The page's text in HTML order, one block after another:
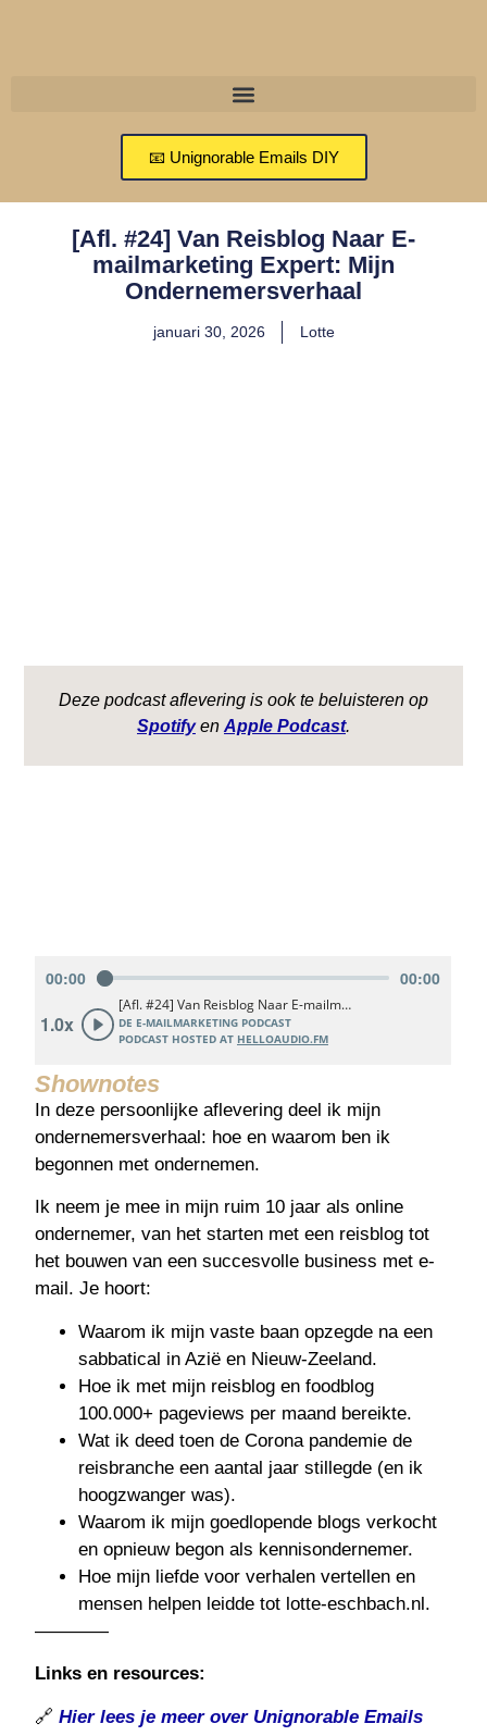
📧 Unignorable Emails DIY
[Afl. #24] Van Reisblog Naar E-
mailmarketing Expert: Mijn
Ondernemersverhaal
januari 30, 2026 Lotte
Deze podcast aflevering is ook te beluisteren op
Spotifyen Apple Podcast.
Shownotes
In deze persoonlijke aflevering deel ik mijn
ondernemersverhaal: hoe en waarom ben ik
begonnen met ondernemen.
Ik neem je mee in mijn ruim 10 jaar als online
ondernemer, van het starten met een reisblog tot
het bouwen van een succesvolle business met e-
mail. Je hoort:
Waarom ik mijn vaste baan opzegde na een
sabbatical in Azië en Nieuw-Zeeland.
Hoe ik met mijn reisblog en foodblog
100.000+ pageviews per maand bereikte.
Wat ik deed toen de Corona pandemie de
reisbranche een aantal jaar stillegde (en ik
hoogzwanger was).
Waarom ik mijn goedlopende blogs verkocht
en opnieuw begon als kennisondernemer.
Hoe mijn liefde voor verhalen vertellen en
mensen helpen leidde tot lotte-eschbach.nl.
————
Links en resources:
🔗Hier lees je meer over Unignorable Emails